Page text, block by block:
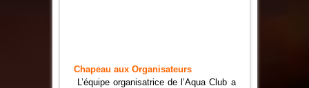
Chapeau aux Organisateurs
L’équipe organisatrice de l’Aqua Club a